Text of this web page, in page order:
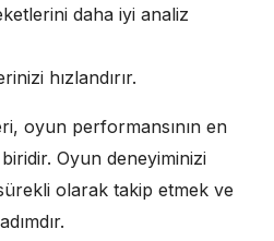
daha iyi analiz
hızlandırır.
oyun performansının en
Oyun deneyiminizi
olarak takip etmek ve